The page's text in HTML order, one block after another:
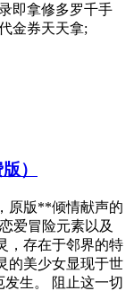
即拿修多罗千手
代金券天天拿;
）
原版**倾情献声的
爱冒险元素以及
，存在于邻界的特
的美少女显现于世
生。 阻止这一切